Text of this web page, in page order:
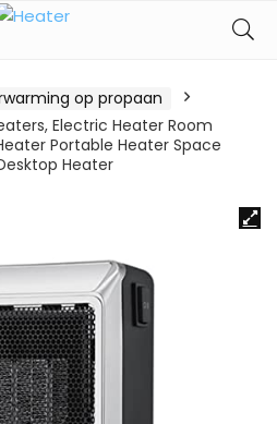
op propaan
Electric Heater Room
Portable Heater Space
Heater